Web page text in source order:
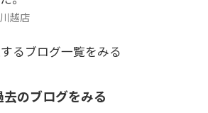
川越店
るブログ一覧をみる
去のブログをみる